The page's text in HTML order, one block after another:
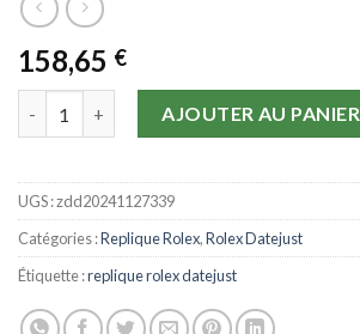
158,65 €
AJOUTER AU PANIER
UGS :zdd20241127339
Catégories :Replique Rolex,Rolex Datejust
Étiquette :replique rolex datejust